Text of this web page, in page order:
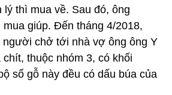
lý thì mua về. Sau đó, ông
giúp. Đến tháng 4/2018,
người chở tới nhà vợ ông ông Y
thuộc nhóm 3, có khối
số gỗ này đều có dấu búa của